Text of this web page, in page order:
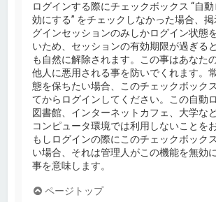
ログインする際にチェックボックス “自
効にする” をチェックしなかった場合、
グインセッションのみしかログイン状態
いため、セッションの有効期限が過ぎる
も自然に解除されます。この事はあなた
他人に悪用される事を防いでくれます。
態を保ちたい場合、このチェックボック
てからログインしてください。この自動
図書館、インターネットカフェ、大学な
コンピュータ環境では利用しないことを
もしログインの際にこのチェックボック
い場合、それは管理人がこの機能を無効
事を意味します。
ページトップ